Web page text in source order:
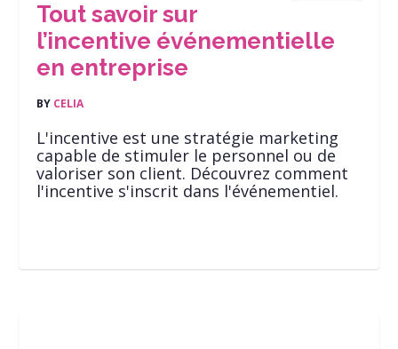
Tout savoir sur
l’incentive événementielle
en entreprise
BY CELIA
L'incentive est une stratégie marketing
capable de stimuler le personnel ou de
valoriser son client. Découvrez comment
l'incentive s'inscrit dans l'événementiel.